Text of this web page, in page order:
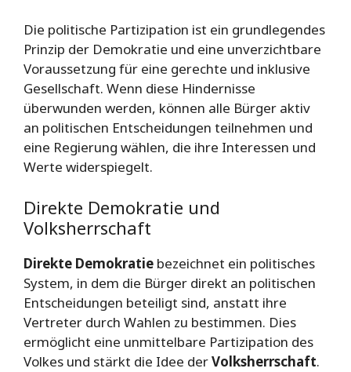
Die politische Partizipation ist ein grundlegendes
Prinzip der Demokratie und eine unverzichtbare
Voraussetzung für eine gerechte und inklusive
Gesellschaft. Wenn diese Hindernisse
überwunden werden, können alle Bürger aktiv
an politischen Entscheidungen teilnehmen und
eine Regierung wählen, die ihre Interessen und
Werte widerspiegelt.
Direkte Demokratie und
Volksherrschaft
Direkte Demokratie bezeichnet ein politisches
System, in dem die Bürger direkt an politischen
Entscheidungen beteiligt sind, anstatt ihre
Vertreter durch Wahlen zu bestimmen. Dies
ermöglicht eine unmittelbare Partizipation des
Volkes und stärkt die Idee derVolksherrschaft.